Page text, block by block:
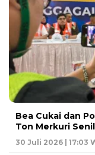
Bea Cukai dan
Ton Merkuri
30 Juli 2026 | 17:03